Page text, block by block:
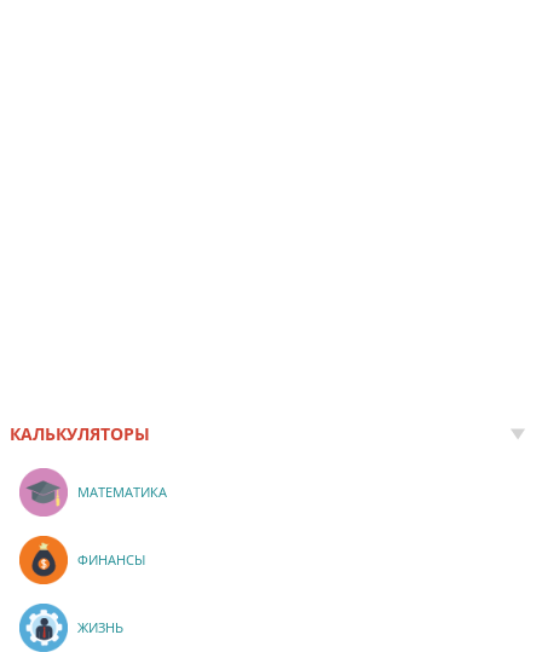
КАЛЬКУЛЯТОРЫ
МАТЕМАТИКА
ФИНАНСЫ
ЖИЗНЬ